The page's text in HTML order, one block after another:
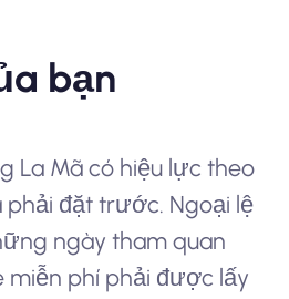
bạn
La Mã có hiệu lực theo
phải đặt trước. Ngoại lệ
ngày tham quan
miễn phí phải được lấy